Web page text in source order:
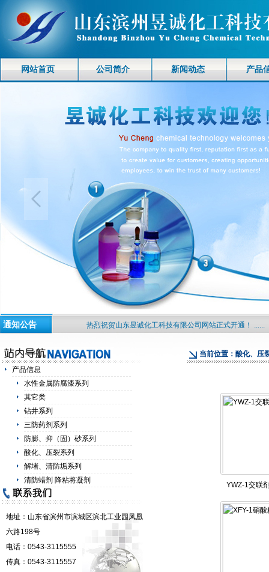
网站首页 公司简介 新闻动态 产品
通知公告 热烈祝贺山东昱诚化工科技有限公司网站正式开通！ ......
当前位置：酸化、压
YWZ-1交联
产品信息
水性金属防腐漆系列
其它类
钻井系列
三防药剂系列
防膨、抑（固）砂系列
酸化、压裂系列
解堵、清防垢系列
清防蜡剂 降粘将凝剂
地址： 山东省滨州市滨城区滨北工业园凤凰
六路198号
电话： 0543-3115555
传真： 0543-3115557